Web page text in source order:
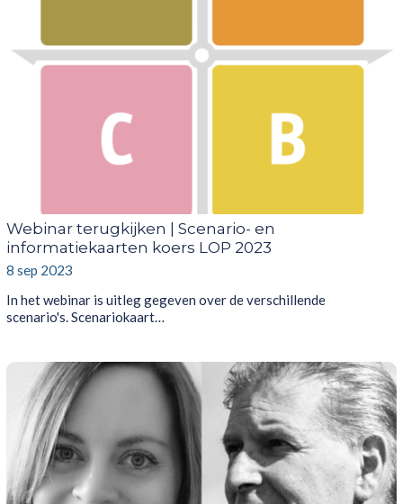
Webinar terugkijken | Scenario- en
informatiekaarten koers LOP 2023
8 sep 2023
In het webinar is uitleg gegeven over de verschillende
scenario's. Scenariokaart…